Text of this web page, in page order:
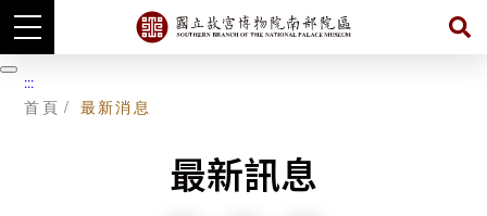
跳
到
暫
停
:::
首頁 最新消息
最新訊息